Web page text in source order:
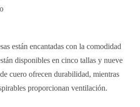
están encantadas con la comodidad
disponibles en cinco tallas y nueve
cuero ofrecen durabilidad, mientras
proporcionan ventilación.